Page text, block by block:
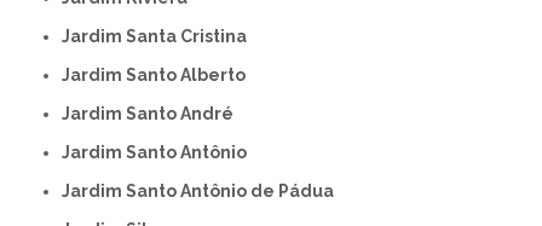
Jardim Santa Cristina
Jardim Santo Alberto
Jardim Santo André
Jardim Santo Antônio
Jardim Santo Antônio de Pádua